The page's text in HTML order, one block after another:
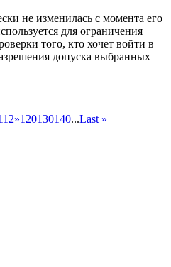
не изменилась с момента его
для ограничения
того, кто хочет войти в
допуска выбранных
»120130140...Last »